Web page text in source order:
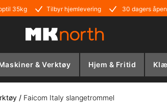
35kg Tilbyr hjemlevering 30 dagers
& Verktøy Hjem & Fritid
/ Faicom Italy slangetrommel